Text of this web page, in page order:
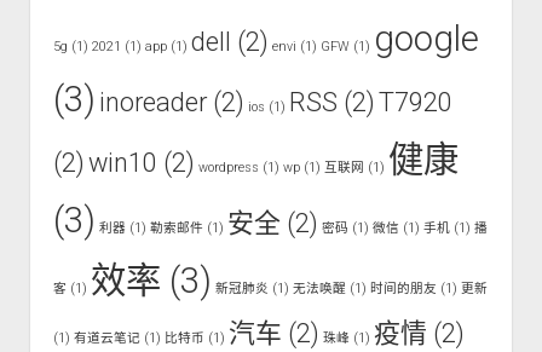
5g (1) 2021 (1) app(1) dell (2) envi (1) GFW(1) google
(3) inoreader(2) ios (1) RSS (2) T7920
(2) win10 (2) wordpress (1) wp(1) 互联网 (1) 健康
(3) 利器 (1) 勒索邮件 (1) 安全(2) 密码 (1) 微信 (1) 手机(1) 播
客 (1) 效率 (3) 新冠肺炎 (1) 无法唤醒 (1) 时间的朋友 (1) 更新
(1) 有道云笔记 (1) 比特币 (1) 汽车 (2) 珠峰 (1) 疫情 (2)